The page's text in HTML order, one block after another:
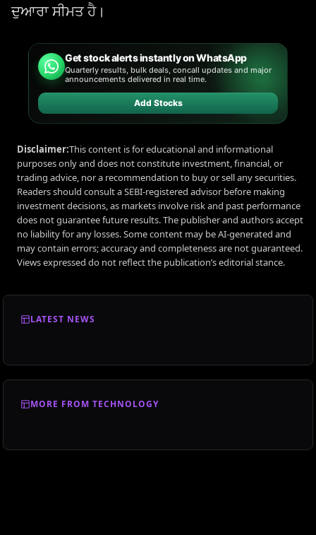
ਦੁਆਰਾ ਸੀਮਤ ਹੈ।
Get stock alerts instantly on WhatsApp
Quarterly results, bulk deals, concall updates and major
announcements delivered in real time.
Add Stocks
Disclaimer:This content is for educational and informational
purposes only and does not constitute investment, financial, or
trading advice, nor a recommendation to buy or sell any securities.
Readers should consult a SEBI-registered advisor before making
investment decisions, as markets involve risk and past performance
does not guarantee future results. The publisher and authors accept
no liability for any losses. Some content may be AI-generated and
may contain errors; accuracy and completeness are not guaranteed.
Views expressed do not reflect the publication’s editorial stance.
LATEST NEWS
MORE FROM TECHNOLOGY